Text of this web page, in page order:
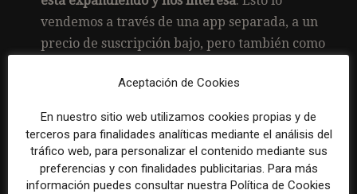
vendemos a través de una app separada, a un
precio de suscripción bajo, pero también como
nuestras marcas actuales».
Fri Flyt, un vertical de deportes en exterior, con
web y revista, con muchos suscriptores
SYD, sobre cuidados y belleza para la mujer
Aceptación de Cookies
En nuestro sitio web utilizamos cookies propias y de
terceros para finalidades analíticas mediante el análisis del
tráfico web, para personalizar el contenido mediante sus
preferencias y con finalidades publicitarias. Para más
información puedes consultar nuestra Política de Cookies